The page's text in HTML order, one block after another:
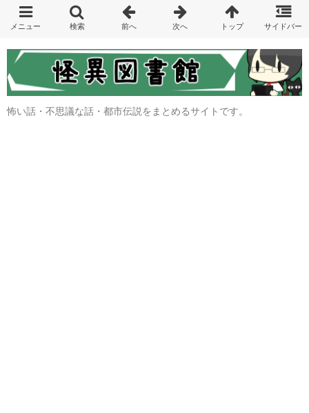
怖い話・不思議な話・都市伝説をまとめるサイトです。